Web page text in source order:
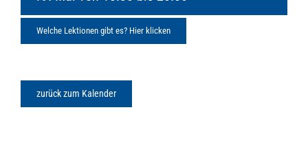
Welche Lektionen gibt es? Hier klicken
zurück zum Kalender